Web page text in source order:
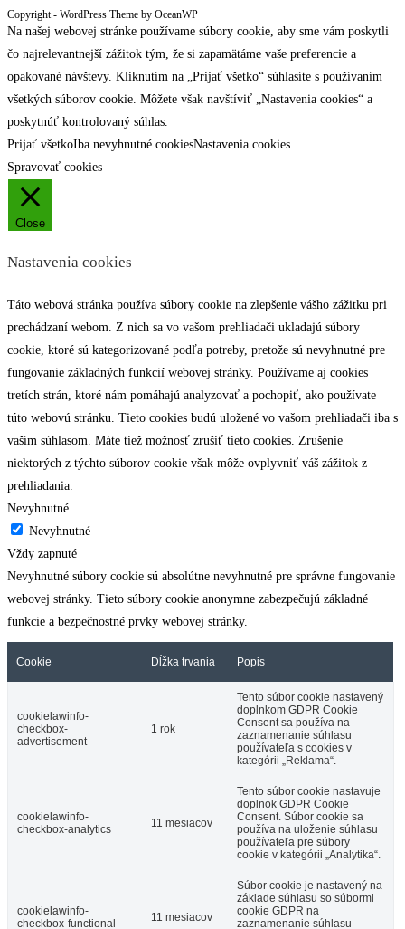
Copyright - WordPress Theme by OceanWP
Na našej webovej stránke používame súbory cookie, aby sme vám poskytli
čo najrelevantnejší zážitok tým, že si zapamätáme vaše preferencie a
opakované návštevy. Kliknutím na „Prijať všetko“ súhlasíte s používaním
všetkých súborov cookie. Môžete však navštíviť „Nastavenia cookies“ a
poskytnúť kontrolovaný súhlas.
Prijať všetkoIba nevyhnutné cookiesNastavenia cookies
Spravovať cookies
Close
Nastavenia cookies
Táto webová stránka používa súbory cookie na zlepšenie vášho zážitku pri
prechádzaní webom. Z nich sa vo vašom prehliadači ukladajú súbory
cookie, ktoré sú kategorizované podľa potreby, pretože sú nevyhnutné pre
fungovanie základných funkcií webovej stránky. Používame aj cookies
tretích strán, ktoré nám pomáhajú analyzovať a pochopiť, ako používate
túto webovú stránku. Tieto cookies budú uložené vo vašom prehliadači iba s
vaším súhlasom. Máte tiež možnosť zrušiť tieto cookies. Zrušenie
niektorých z týchto súborov cookie však môže ovplyvniť váš zážitok z
prehliadania.
Nevyhnutné
Nevyhnutné
Vždy zapnuté
Nevyhnutné súbory cookie sú absolútne nevyhnutné pre správne fungovanie
webovej stránky. Tieto súbory cookie anonymne zabezpečujú základné
funkcie a bezpečnostné prvky webovej stránky.
Cookie Dĺžka trvania Popis
cookielawinfo-
checkbox-
advertisement
1 rok
Tento súbor cookie nastavený
doplnkom GDPR Cookie
Consent sa používa na
zaznamenanie súhlasu
používateľa s cookies v
kategórii „Reklama“.
cookielawinfo-
checkbox-analytics
11 mesiacov
Tento súbor cookie nastavuje
doplnok GDPR Cookie
Consent. Súbor cookie sa
používa na uloženie súhlasu
používateľa pre súbory
cookie v kategórii „Analytika“.
cookielawinfo-
checkbox-functional
11 mesiacov
Súbor cookie je nastavený na
základe súhlasu so súbormi
cookie GDPR na
zaznamenanie súhlasu